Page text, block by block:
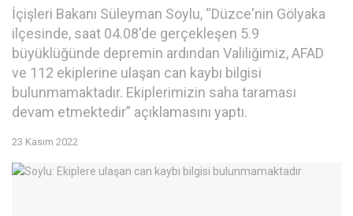
İçişleri Bakanı Süleyman Soylu, “Düzce'nin Gölyaka
ilçesinde, saat 04.08'de gerçekleşen 5.9
büyüklüğünde depremin ardından Valiliğimiz, AFAD
ve 112 ekiplerine ulaşan can kaybı bilgisi
bulunmamaktadır. Ekiplerimizin saha taraması
devam etmektedir” açıklamasını yaptı.
23 Kasım 2022